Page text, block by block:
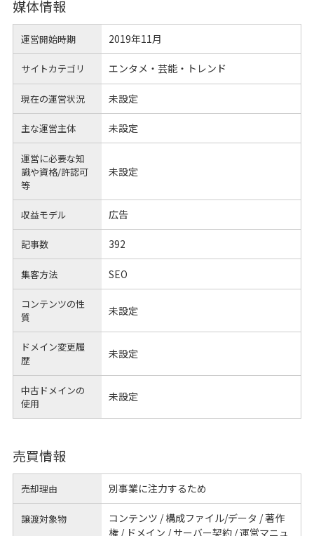
媒体情報
運営開始時期 2019年11月
サイトカテゴリ エンタメ・芸能・トレンド
現在の運営状況 未設定
主な運営主体 未設定
運営に必要な知
識や資格/許認可
等
未設定
収益モデル 広告
記事数 392
集客方法 SEO
コンテンツの性
質
未設定
ドメイン変更履
歴
未設定
中古ドメインの
使用
未設定
売買情報
売却理由 別事業に注力するため
譲渡対象物
コンテンツ / 構成ファイル/データ / 著作
権 / ドメイン / サーバー契約 / 運営マニュ